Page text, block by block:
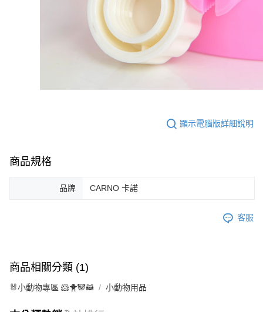
顯示電腦版詳細說明
商品規格
品牌 CARNO 卡諾
客服
商品相關分類 (1)
🐰小動物專區 🐹🐥🐼🦝 小動物用品